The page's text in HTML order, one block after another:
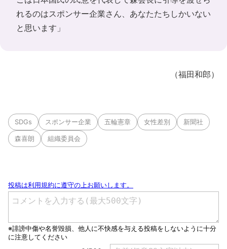
れるのはスポンサー企業さん、あなたたちしかいない
と思います」
（福田和郎）
SDGs スポンサー企業 五輪憲章 女性差別 新聞社
森喜朗 組織委員会